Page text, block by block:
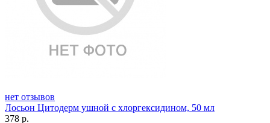
нет отзывов
Лосьон Цитодерм ушной с хлоргексидином, 50 мл
378 р.